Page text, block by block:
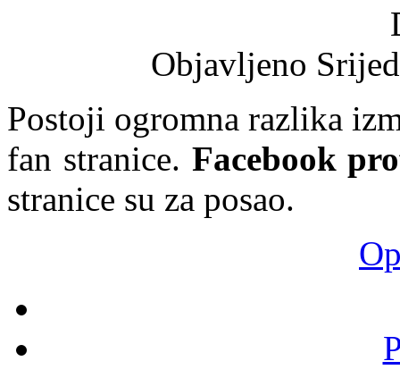
Objavljeno
Postoji ogromna razlika
fan stranice. Facebook
stranice su za posao.